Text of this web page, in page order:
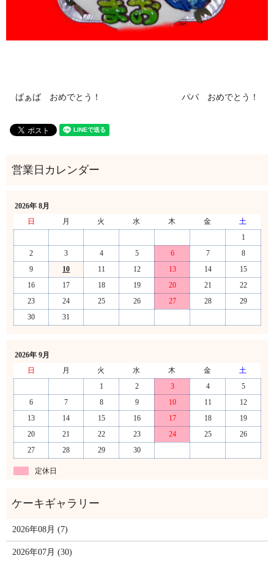
ばぁば おめでとう！ パパ おめでとう！
2026年 8月
日
月 火 水 木 金
土
1
2
3 4 5 6 7
8
9
10 11 12 13 14
15
16
17 18 19 20 21
22
23
24 25 26 27 28
29
30
31
2026年 9月
日
月 火 水 木 金
土
1
2 3 4
5
6
7 8 9 10 11
12
13
14 15 16 17 18
19
20
21 22 23 24 25
26
27
28 29 30
定休日
2026年08月 (7)
2026年07月 (30)